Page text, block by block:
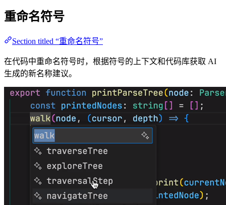
重命名符号
Section titled “重命名符号”
在代码中重命名符号时，根据符号的上下文和代码库获取 AI
生成的新名称建议。